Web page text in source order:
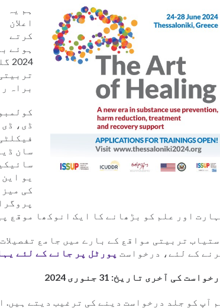
ہم یہ
اعلان
کرتے
ہوئے
براہ
ڈی،
سان
یو
کی
اور علم کو بڑھانے کا ایک انوکھا موقع
تربیتی مواقع کے بارے میں جامع
کے لئے، درخواست پورٹل پر جانے کے لئے
کی آخری تاریخ: 31 جنوری 2024
ہم آپ کو جلد درخواست دینے کی ترغیب دیتے ہیں.